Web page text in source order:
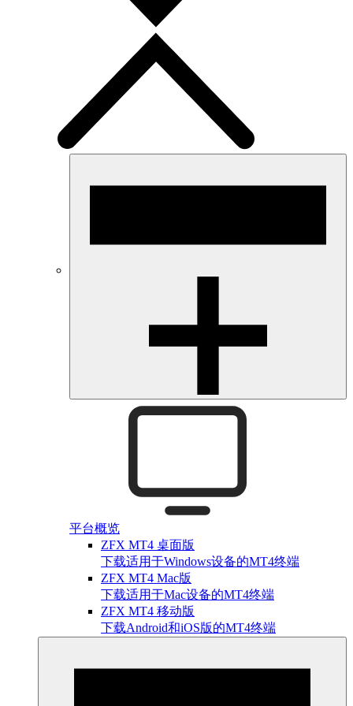
平台概览
ZFX MT4 桌面版
下载适用于Windows设备的MT4终端
ZFX MT4 Mac版
下载适用于Mac设备的MT4终端
ZFX MT4 移动版
下载Android和iOS版的MT4终端